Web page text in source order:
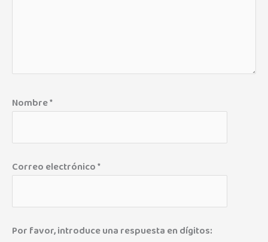
Nombre*
Correo electrónico*
Por favor, introduce una respuesta en dígitos: